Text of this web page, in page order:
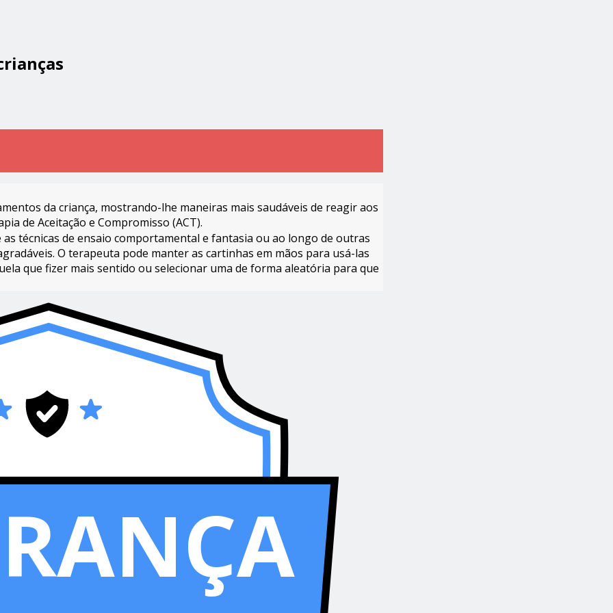
da criança, mostrando-lhe maneiras mais saudáveis de reagir aos
de Aceitação e Compromisso (ACT).
técnicas de ensaio comportamental e fantasia ou ao longo de outras
O terapeuta pode manter as cartinhas em mãos para usá-las
que fizer mais sentido ou selecionar uma de forma aleatória para que